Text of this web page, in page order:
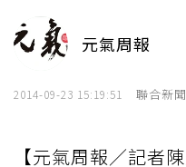
元氣周報
2014-09-23 15:19:51 聯合新
【元氣周報／記者